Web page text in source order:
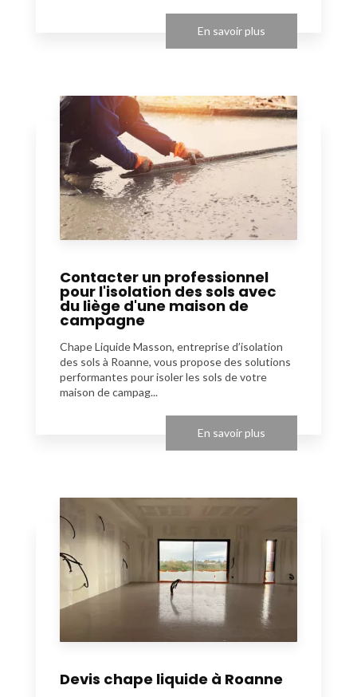
En savoir plus
Contacter un professionnel
pour l'isolation des sols avec
du liège d'une maison de
campagne
Chape Liquide Masson, entreprise d’isolation
des sols à Roanne, vous propose des solutions
performantes pour isoler les sols de votre
maison de campag...
En savoir plus
Devis chape liquide à Roanne